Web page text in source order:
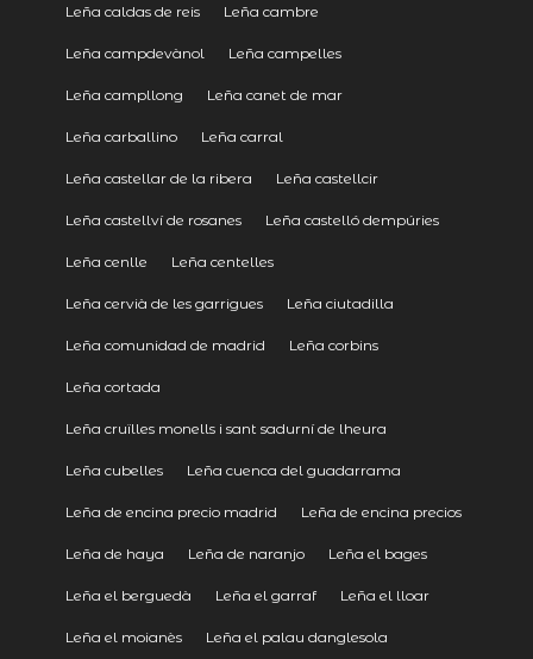
Leña caldas de reis Leña cambre
Leña campdevànol Leña campelles
Leña campllong Leña canet de mar
Leña carballino Leña carral
Leña castellar de la ribera Leña castellcir
Leña castellví de rosanes Leña castelló dempúries
Leña cenlle Leña centelles
Leña cervià de les garrigues Leña ciutadilla
Leña comunidad de madrid Leña corbins
Leña cortada
Leña cruïlles monells i sant sadurní de lheura
Leña cubelles Leña cuenca del guadarrama
Leña de encina precio madrid Leña de encina precios
Leña de haya Leña de naranjo Leña el bages
Leña el berguedà Leña el garraf Leña el lloar
Leña el moianès Leña el palau danglesola